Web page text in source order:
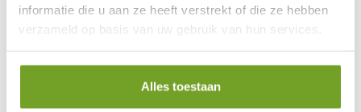
informatie die u aan ze heeft verstrekt of die ze hebben
verzameld op basis van uw gebruik van hun services.
Alles toestaan
Toilette
Wifi (kostenlos)
Wichtig zu wissen